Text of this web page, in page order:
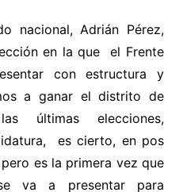
nacional, Adrián Pérez,
en la que el Frente
con estructura y
a ganar el distrito de
últimas elecciones,
es cierto, en pos
es la primera vez que
va a presentar para